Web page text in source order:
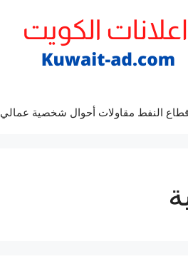
النفط مقاولات أحوال شخصية عمالي